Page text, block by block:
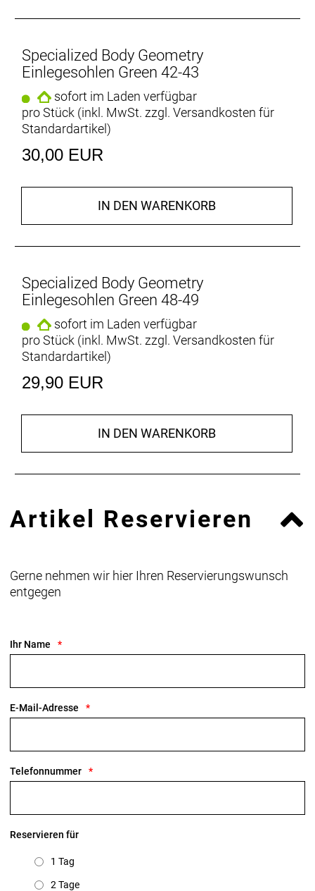
Specialized Body Geometry
Einlegesohlen Green 42-43
sofort im Laden verfügbar
pro Stück (inkl. MwSt. zzgl. Versandkosten für
Standardartikel)
30,00 EUR
IN DEN WARENKORB
Specialized Body Geometry
Einlegesohlen Green 48-49
sofort im Laden verfügbar
pro Stück (inkl. MwSt. zzgl. Versandkosten für
Standardartikel)
29,90 EUR
IN DEN WARENKORB
Artikel Reservieren
Gerne nehmen wir hier Ihren Reservierungswunsch
entgegen
Ihr Name
E-Mail-Adresse
Telefonnummer
Reservieren für
1 Tag
2 Tage